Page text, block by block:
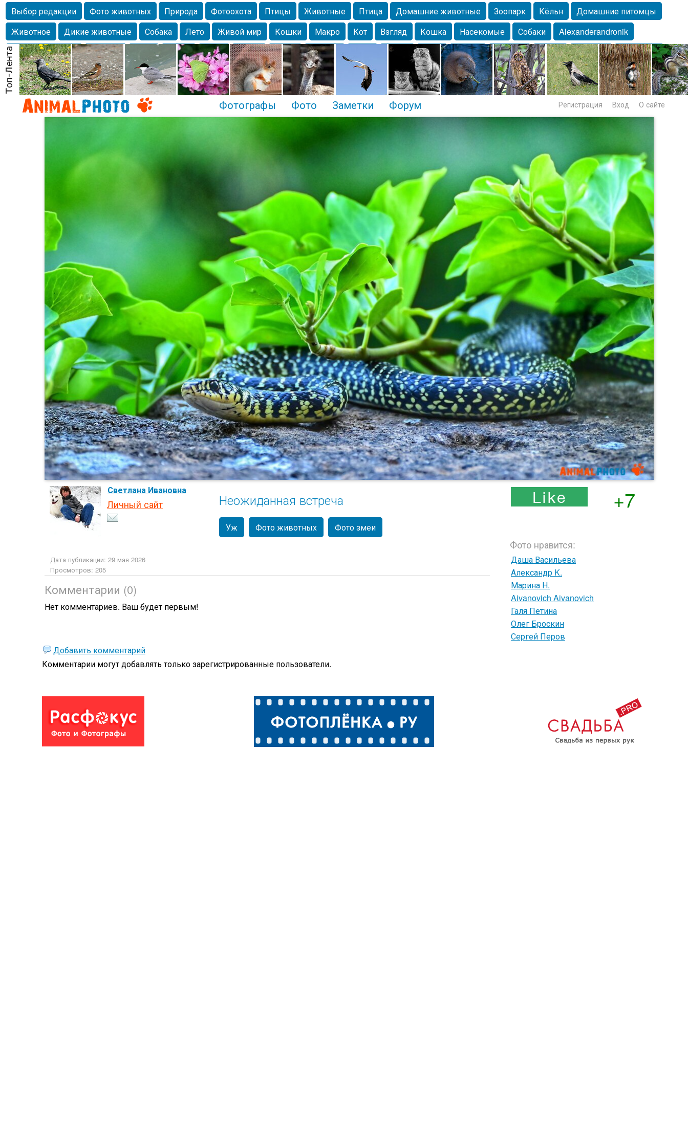
Выбор редакции Фото животных Природа Фотоохота Птицы Животные Птица Домашние животные Зоопарк Кёльн
Домашние питомцы
Животное
Дикие животные Собака Лето Живой мир Кошки Макро Кот Взгляд Кошка Насекомые Собаки
Alexanderandronik
Млекопитающие
Красота Озеро Глаза Крым Весна Москва Белка Зима Морда Собачка Осень Портрет
Домашние
любимцы
Волгоград Лебедь Город Бабочка Чайка Лес Утки Николаев Насекомое Коты Lebert Дикие птицы Утка Самара
Лебеди
Спаниель
Фотографы Фото Заметки Форум Регистрация Вход О сайте
Светлана Ивановна
Личный сайт Неожиданная встреча
Уж Фото животных Фото змеи
Дата публикации: 29 мая 2026
Просмотров: 205
+7
Фото нравится:
Даша Васильева
Александр K.
Марина Н.
Aivanovich Aivanovich
Галя Петина
Олег Броскин
Сергей Перов
Комментарии (0)
Нет комментариев. Ваш будет первым!
Добавить комментарий
Комментарии могут добавлять толькозарегистрированные пользователи.